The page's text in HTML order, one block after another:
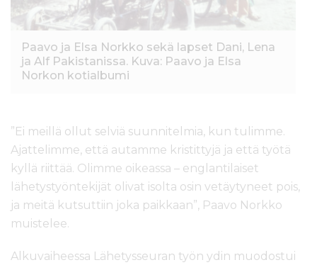
Paavo ja Elsa Norkko sekä lapset Dani, Lena
ja Alf Pakistanissa. Kuva: Paavo ja Elsa
Norkon kotialbumi
”Ei meillä ollut selviä suunnitelmia, kun tulimme.
Ajattelimme, että autamme kristittyjä ja että työtä
kyllä riittää. Olimme oikeassa – englantilaiset
lähetystyöntekijät olivat isolta osin vetäytyneet pois,
ja meitä kutsuttiin joka paikkaan”, Paavo Norkko
muistelee.
Alkuvaiheessa Lähetysseuran työn ydin muodostui